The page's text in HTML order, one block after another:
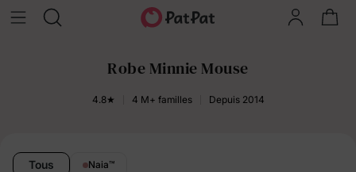
Robe Minnie Mouse
4.8★ 4 M+ familles Depuis 2014
Tous Naia™